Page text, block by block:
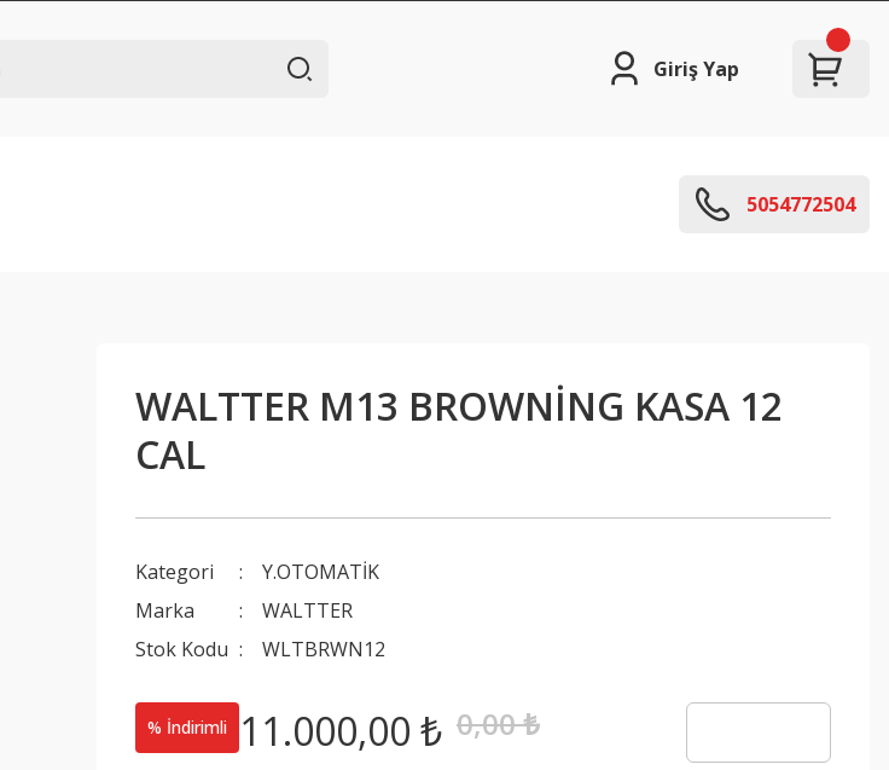
Giriş Yap
5054772504
WALTTER M13 BROWNİNG KASA 12
CAL
Kategori
Y.OTOMATİK
Marka
WALTTER
Stok Kodu
WLTBRWN12
% İndirimli 11.000,00 ₺ 0,00 ₺